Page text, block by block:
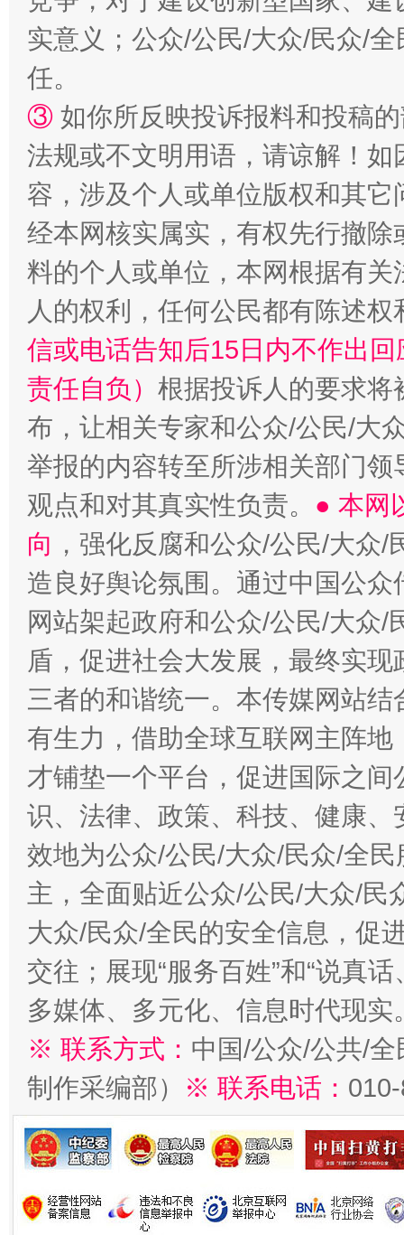
“蜀中异人”王建安的艺术幻境
实意义；公众/公民/大众/民众/
任。
③ 如你所反映投诉报料和投稿
法规或不文明用语，请谅解！
容，涉及个人或单位版权和其它
经本网核实属实，有权先行撤
料的个人或单位，本网根据有
人的权利，任何公民都有陈述
信或电话告知后15日内不作出
责任自负） 根据投诉人的要求将
布，让相关专家和公众/公民/大
举报的内容转至所涉相关部门
观点和对其真实性负责。 ● 本网
向 ，强化反腐和公众/公民/大众
造良好舆论氛围。通过中国公
网站架起政府和公众/公民/大众
盾，促进社会大发展，最终实
三者的和谐统一。本传媒网站
有生力，借助全球互联网主阵
才铺垫一个平台，促进国际之
识、法律、政策、科技、健康
效地为公众/公民/大众/民众/全
主，全面贴近公众/公民/大众/民
大众/民众/全民的安全信息，促
交往；展现“服务百姓”和“说真
多媒体、多元化、信息时代现实
※ 联系方式： 中国/公众/公共/
制作采编部）
※ 联系电话：